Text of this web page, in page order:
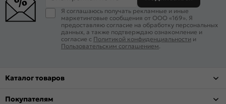
Я соглашаюсь получать рекламные и иные
маркетинговые сообщения от ООО «169». Я
предоставляю согласие на обработку персональных
данных, а также подтверждаю ознакомление и
согласие с Политикой конфиденциальности и
Пользовательским соглашением
Каталог товаров
Покупателям